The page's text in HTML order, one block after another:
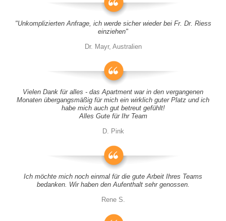
"Unkomplizierten Anfrage, ich werde sicher wieder bei Fr. Dr. Riess
einziehen"
Dr. Mayr, Australien
Vielen Dank für alles - das Apartment war in den vergangenen
Monaten übergangsmäßig für mich ein wirklich guter Platz und ich
habe mich auch gut betreut gefühlt!
Alles Gute für Ihr Team
D. Pink
Ich möchte mich noch einmal für die gute Arbeit Ihres Teams
bedanken. Wir haben den Aufenthalt sehr genossen.
Rene S.